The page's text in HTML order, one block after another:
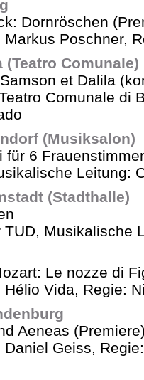
Dornröschen
Poschner,
(Teatro Comunale)
et Dalila
Comunale di
(Musiksalon)
für 6
Leitung:
(Stadthalle)
Musikalische
Le nozze di
Vida, Regie:
Aeneas
Geiss,